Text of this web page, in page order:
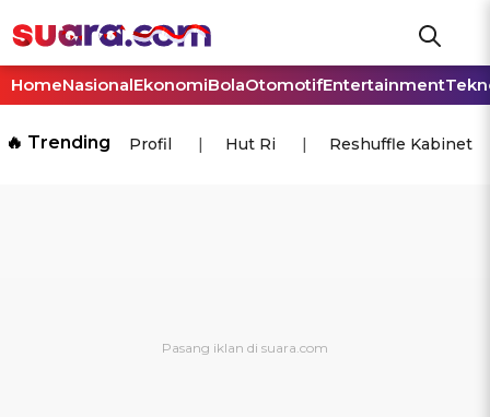
HomeNasionalEkonomiBolaOtomotifEntertainment
🔥 Trending Profil Hut Ri Reshuffle Kabinet